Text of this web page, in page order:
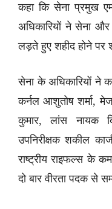
कहा कि सेना प्रमुख
अधिकारियों ने सेना
लड़ते हुए शहीद होने पर
सेना के अधिकारियों ने
कर्नल आशुतोष शर्मा,
कुमार, लांस नायक
उपनिरीक्षक शकील
राष्ट्रीय राइफल्स के
दो बार वीरता पदक से